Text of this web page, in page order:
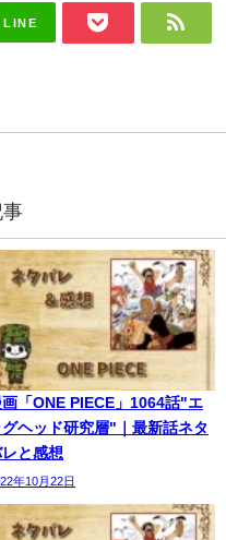
LINE
「ONE PIECE」1064話"エ
グヘッド研究層"｜最新話ネタ
と感想
年10月22日